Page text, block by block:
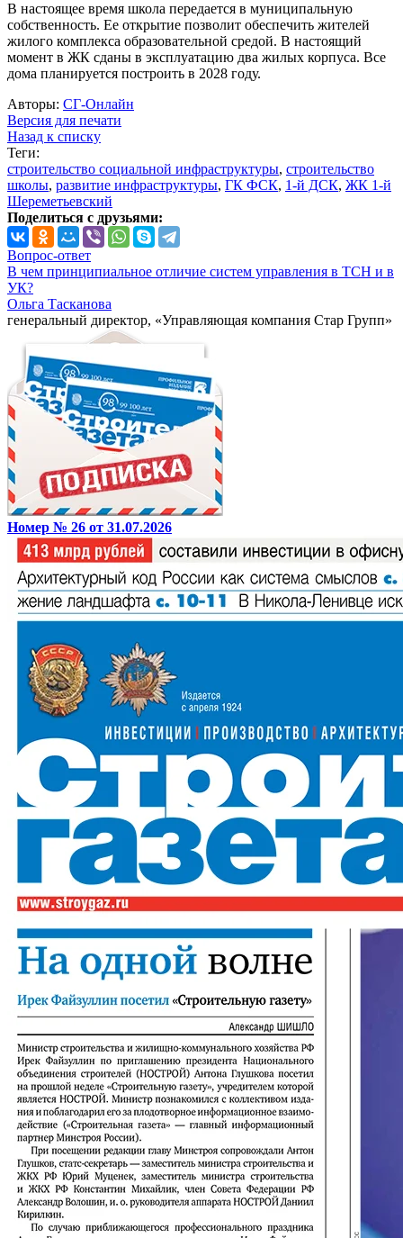
В настоящее время школа передается в муниципальную
собственность. Ее открытие позволит обеспечить жителей
жилого комплекса образовательной средой. В настоящий
момент в ЖК сданы в эксплуатацию два жилых корпуса. Все
дома планируется построить в 2028 году.
Авторы: СГ-Онлайн
Версия для печати
Назад к списку
Теги:
строительство социальной инфраструктуры, строительство
школы, развитие инфраструктуры, ГК ФСК, 1-й ДСК, ЖК 1-й
Шереметьевский
Поделиться с друзьями:
Вопрос-ответ
В чем принципиальное отличие систем управления в ТСН и в
УК?
Ольга Тасканова
генеральный директор, «Управляющая компания Стар Групп»
Номер № 26 от 31.07.2026